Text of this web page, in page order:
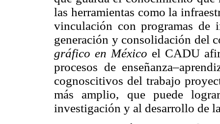
las herramientas como la
vinculación con programas de
generación y consolidación del
gráfico en México el CADU
procesos de
cognoscitivos del trabajo
más amplio, que puede
investigación y al desarrollo de